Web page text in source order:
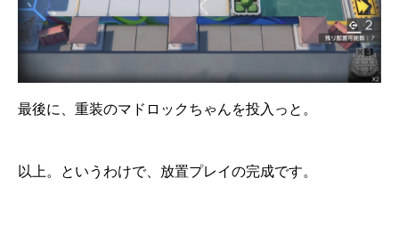
最後に、重装のマドロックちゃんを投入っと。
以上。というわけで、放置プレイの完成です。